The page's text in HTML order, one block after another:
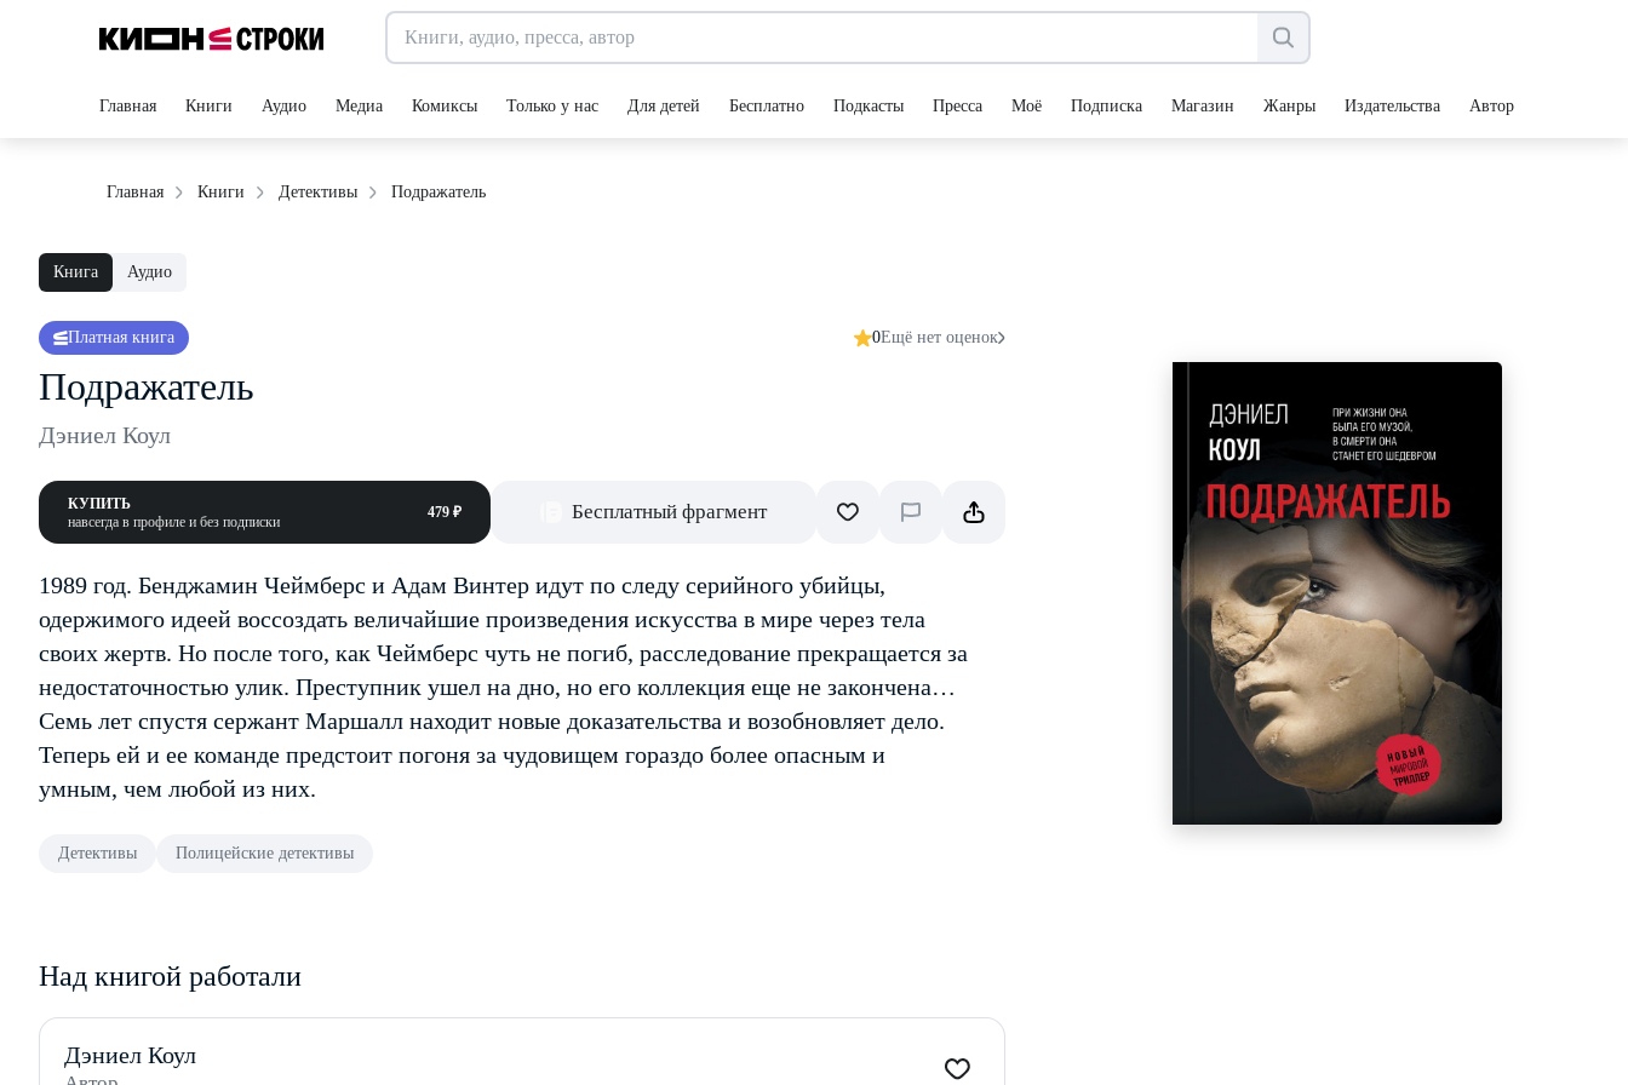
Главная Книги Аудио Медиа Комиксы Только у нас Для детей Бесплатно Подкасты Пресса Моё Подписка Магазин Жанры Издательства Авторы
Главная Книги Детективы Подражатель
Книга Аудио
Платная книга 0Ещё нет оценок
Подражатель
Дэниел Коул
КУПИТЬ
навсегда в профиле и без подписки
479 ₽ Бесплатный фрагмент
1989 год. Бенджамин Чеймберс и Адам Винтер идут по следу серийного убийцы,
одержимого идеей воссоздать величайшие произведения искусства в мире через тела
своих жертв. Но после того, как Чеймберс чуть не погиб, расследование прекращается за
недостаточностью улик. Преступник ушел на дно, но его коллекция еще не закончена…
Семь лет спустя сержант Маршалл находит новые доказательства и возобновляет дело.
Теперь ей и ее команде предстоит погоня за чудовищем гораздо более опасным и
умным, чем любой из них.
Детективы Полицейские детективы
Над книгой работали
Дэниел Коул